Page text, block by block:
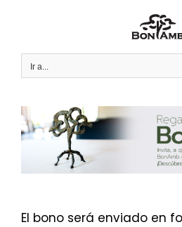
Ir a...
El bono será enviado en